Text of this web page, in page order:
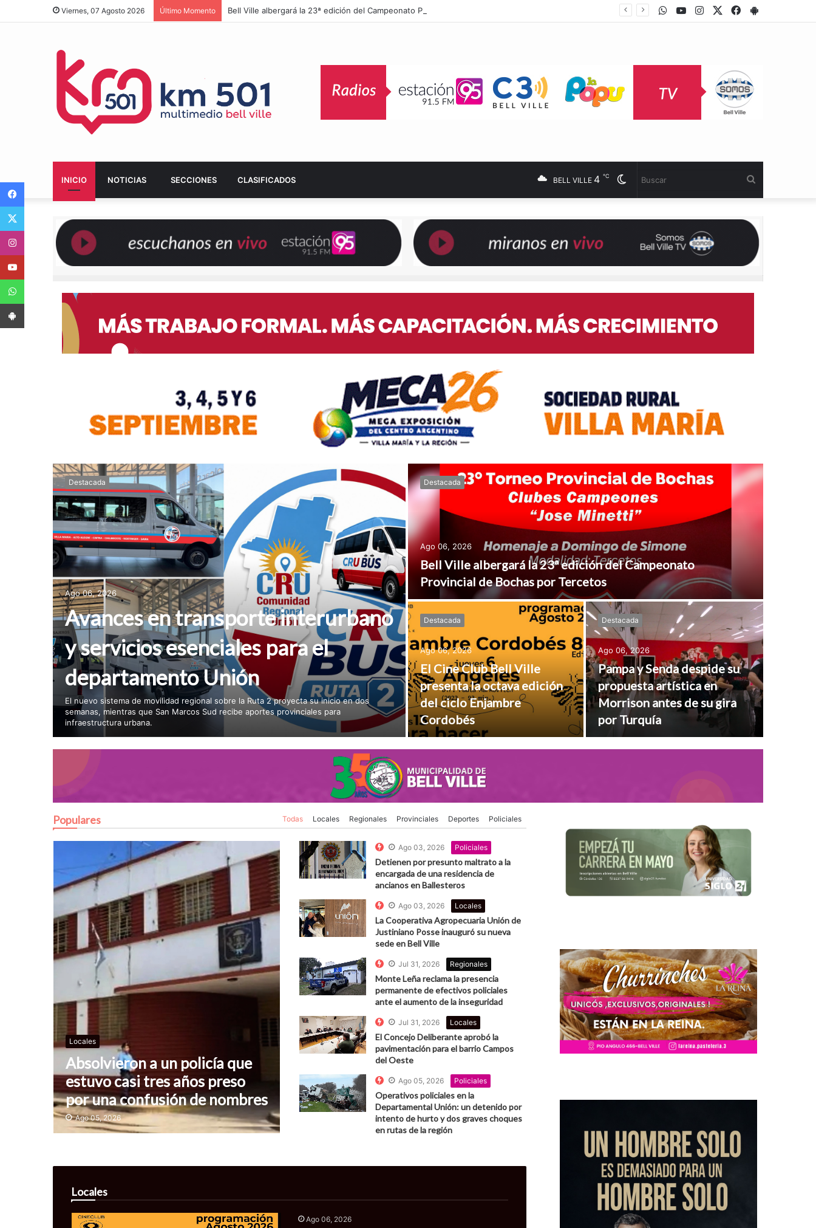
Viernes, 07 Agosto 2026 Último Momento Bell Ville albergará la 23ª edición del Campeonato Provincial de Bochas por Tercetos PlayStore
Facebook
Twitter
Instagram
Youtube
WhatsApp
INICIO NOTICIAS SECCIONES CLASIFICADOS Cambiar
BELL VILLE 4 ℃
Destacada
Ago 06, 2026
Avances en transporte interurbano
y servicios esenciales para el
departamento Unión
El nuevo sistema de movilidad regional sobre la Ruta 2 proyecta su inicio en dos
semanas, mientras que San Marcos Sud recibe aportes provinciales para
infraestructura urbana.
Destacada
Ago 06, 2026
Bell Ville albergará la 23ª edición del Campeonato
Provincial de Bochas por Tercetos
Destacada
Ago 06, 2026
El Cine Club Bell Ville
presenta la octava edición
del ciclo Enjambre
Cordobés
Destacada
Ago 06, 2026
Pampa y Senda despide su
propuesta artística en
Morrison antes de su gira
por Turquía
Populares Todas Locales Regionales Provinciales Deportes Policiales
Locales
Absolvieron a un policía que
estuvo casi tres años preso
por una confusión de nombres
Ago 05, 2026
Ago 03, 2026 Policiales
Detienen por presunto maltrato a la
encargada de una residencia de
ancianos en Ballesteros
Ago 03, 2026 Locales
La Cooperativa Agropecuaria Unión de
Justiniano Posse inauguró su nueva
sede en Bell Ville
Jul 31, 2026 Regionales
Monte Leña reclama la presencia
permanente de efectivos policiales
ante el aumento de la inseguridad
Jul 31, 2026 Locales
El Concejo Deliberante aprobó la
pavimentación para el barrio Campos
del Oeste
Ago 05, 2026 Policiales
Operativos policiales en la
Departamental Unión: un detenido por
intento de hurto y dos graves choques
en rutas de la región
Locales
Ago 06, 2026
Instagram